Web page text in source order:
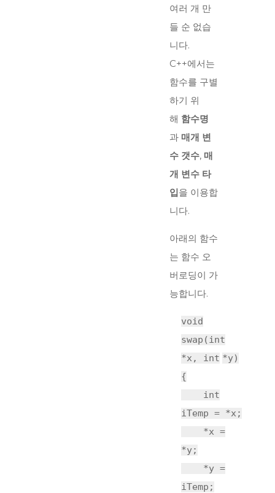
여러 개 만
들 순 없습
니다.
C++에서는
함수를 구별
하기 위
해 함수명
과 매개 변
수 갯수, 매
개 변수 타
입을 이용합
니다.
아래의 함수
는 함수 오
버로딩이 가
능합니다.
void
swap(int
*x, int *y)
{
int
iTemp = *x;
*x =
*y;
*y =
iTemp;